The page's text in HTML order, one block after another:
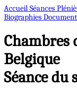
Accueil Séances
Biographies
Chambres
Belgique
Séance du